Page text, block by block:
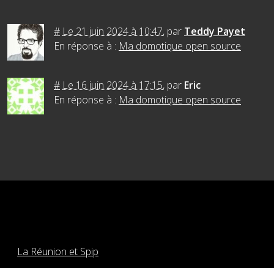
# Le 21 juin 2024 à 10:47, par Teddy Payet
En réponse à : Ma domotique open source
# Le 16 juin 2024 à 17:15, par Eric
En réponse à : Ma domotique open source
La Réunion et Spip